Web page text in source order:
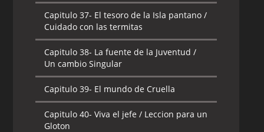
Capitulo 37- El tesoro de la Isla pantano /
Cuidado con las termitas
Capitulo 38- La fuente de la Juventud /
Un cambio Singular
Capitulo 39- El mundo de Cruella
Capitulo 40- Viva el jefe / Leccion para un
Gloton